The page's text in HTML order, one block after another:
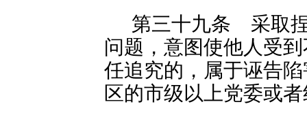
第三十九条 采取
问题，意图使他人受
任追究的，属于诬告
区的市级以上党委或